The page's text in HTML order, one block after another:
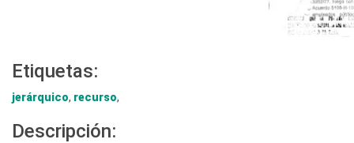
Etiquetas:
jerárquico, recurso,
Descripción: